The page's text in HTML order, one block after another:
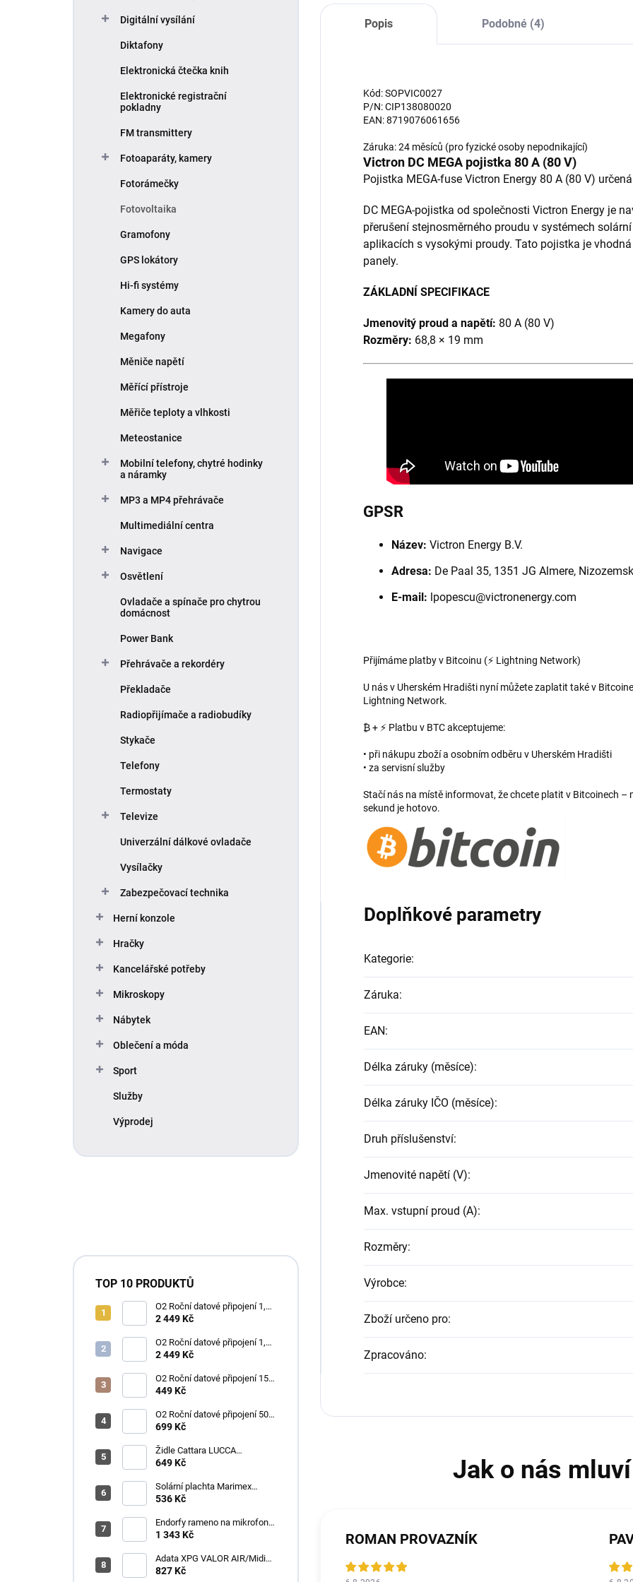
Digitální vysílání
Diktafony
Elektronická čtečka knih
Elektronické registrační
pokladny
FM transmittery
Fotoaparáty, kamery
Fotorámečky
Fotovoltaika
Gramofony
GPS lokátory
Hi-fi systémy
Kamery do auta
Megafony
Měniče napětí
Měřící přístroje
Měřiče teploty a vlhkosti
Meteostanice
Mobilní telefony, chytré hodinky
a náramky
MP3 a MP4 přehrávače
Multimediální centra
Navigace
Osvětlení
Ovladače a spínače pro chytrou
domácnost
Power Bank
Přehrávače a rekordéry
Překladače
Radiopřijímače a radiobudíky
Stykače
Telefony
Termostaty
Televize
Univerzální dálkové ovladače
Vysílačky
Zabezpečovací technika
Herní konzole
Hračky
Kancelářské potřeby
Mikroskopy
Nábytek
Oblečení a móda
Sport
Služby
Výprodej
TOP 10 PRODUKTŮ
O2 Roční datové připojení 1,2
TB
2 449 Kč
O2 Roční datové připojení 1,2
TB
2 449 Kč
O2 Roční datové připojení 15
GB
449 Kč
O2 Roční datové připojení 50
GB
699 Kč
Židle Cattara LUCCA
kempingová skládací modrá
649 Kč
Solární plachta Marimex
průměr 3,6 m černá
536 Kč
Endorfy rameno na mikrofon
Broadcast Low Profile Boom
hlava / černý
1 343 Kč
Adata XPG VALOR AIR/Midi
Tower/Transpar./Černá
827 Kč
Popis Podobné (4)
Kód: SOPVIC0027
P/N: CIP138080020
EAN: 8719076061656
Záruka: 24 měsíců (pro fyzické osoby nepodnikající)
Victron DC MEGA pojistka 80 A (80 V)
Pojistka MEGA-fuse Victron Energy 80 A (80 V)
DC MEGA-pojistka od společnosti Victron Energy je
přerušení stejnosměrného proudu v systémech
aplikacích s vysokými proudy. Tato pojistka je
panely.
ZÁKLADNÍ SPECIFIKACE
Jmenovitý proud a napětí: 80 A (80 V)
Rozměry: 68,8 × 19 mm
GPSR
Název: Victron Energy B.V.
Adresa: De Paal 35, 1351 JG Almere,
E-mail: lpopescu@victronenergy.com
Přijímáme platby v Bitcoinu (⚡ Lightning Network)
U nás v Uherském Hradišti nyní můžete zaplatit také v
Lightning Network.
₿ + ⚡ Platbu v BTC akceptujeme:
• při nákupu zboží a osobním odběru v Uherském Hradišti
• za servisní služby
Stačí nás na místě informovat, že chcete platit v Bitcoinech –
sekund je hotovo.
Doplňkové parametry
Kategorie:
Záruka:
EAN:
Délka záruky (měsíce):
Délka záruky IČO (měsíce):
Druh příslušenství:
Jmenovité napětí (V):
Max. vstupní proud (A):
Rozměry:
Výrobce:
Zboží určeno pro:
Zpracováno:
ROMAN PROVAZNÍK